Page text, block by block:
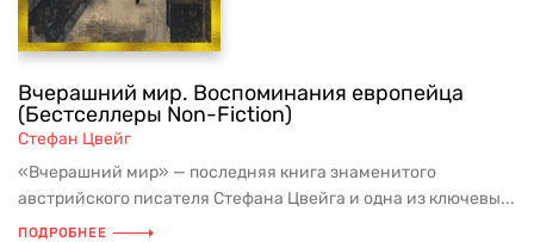
Вчерашний мир. Воспоминания европейца
(Бестселлеры Non-Fiction)
Стефан Цвейг
«Вчерашний мир» — последняя книга знаменитого
австрийского писателя Стефана Цвейга и одна из ключевы...
ПОДРОБНЕЕ